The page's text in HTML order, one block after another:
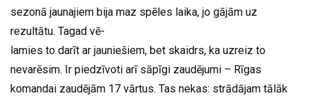
sezonā jaunajiem bija maz spēles laika, jo gājām uz
rezultātu. Tagad vē-
lamies to darīt ar jauniešiem, bet skaidrs, ka uzreiz to
nevarēsim. Ir piedzīvoti arī sāpīgi zaudējumi – Rīgas
komandai zaudējām 17 vārtus. Tas nekas: strādājam tālāk